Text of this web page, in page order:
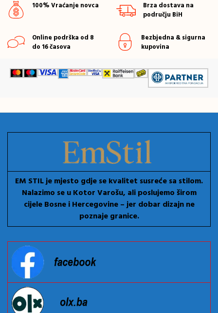
100% Vraćanje novca
Brza dostava na
području BiH
Online podrška od 8
do 16 časova
Bezbjedna & sigurna
kupovina
EM STIL je mjesto gdje se kvalitet susreće sa stilom.
Nalazimo se u Kotor Varošu, ali poslujemo širom
cijele Bosne i Hercegovine – jer dobar dizajn ne
poznaje granice.